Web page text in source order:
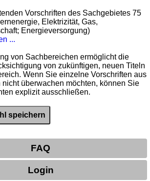
Vorschriften des Sachgebietes 75
Elektrizität, Gas,
Energieversorgung)
...
von Sachbereichen ermöglicht die
von zukünftigen, neuen Titeln
Wenn Sie einzelne Vorschriften aus
überwachen möchten, können Sie
explizit ausschließen.
FAQ
Login